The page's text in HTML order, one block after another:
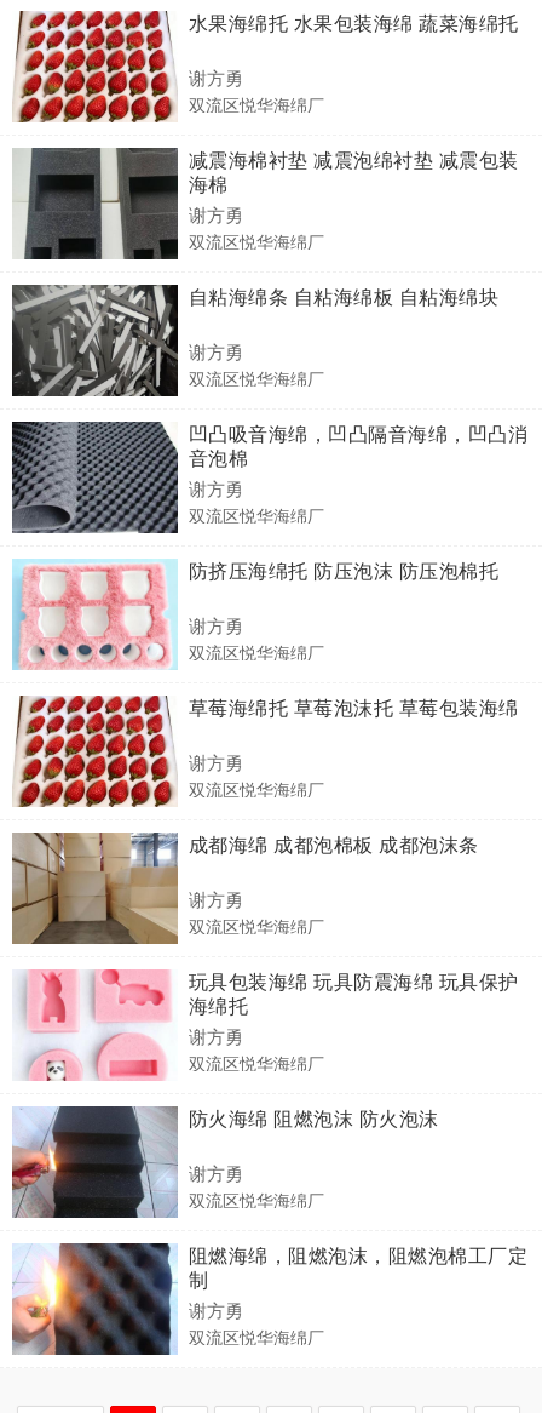
水果海绵托 水果包装海绵 蔬菜海绵托
谢方勇
双流区悦华海绵厂
减震海棉衬垫 减震泡绵衬垫 减震包装
海棉
谢方勇
双流区悦华海绵厂
自粘海绵条 自粘海绵板 自粘海绵块
谢方勇
双流区悦华海绵厂
凹凸吸音海绵，凹凸隔音海绵，凹凸消
音泡棉
谢方勇
双流区悦华海绵厂
防挤压海绵托 防压泡沫 防压泡棉托
谢方勇
双流区悦华海绵厂
草莓海绵托 草莓泡沫托 草莓包装海绵
谢方勇
双流区悦华海绵厂
成都海绵 成都泡棉板 成都泡沫条
谢方勇
双流区悦华海绵厂
玩具包装海绵 玩具防震海绵 玩具保护
海绵托
谢方勇
双流区悦华海绵厂
防火海绵 阻燃泡沫 防火泡沫
谢方勇
双流区悦华海绵厂
阻燃海绵，阻燃泡沫，阻燃泡棉工厂定
制
谢方勇
双流区悦华海绵厂